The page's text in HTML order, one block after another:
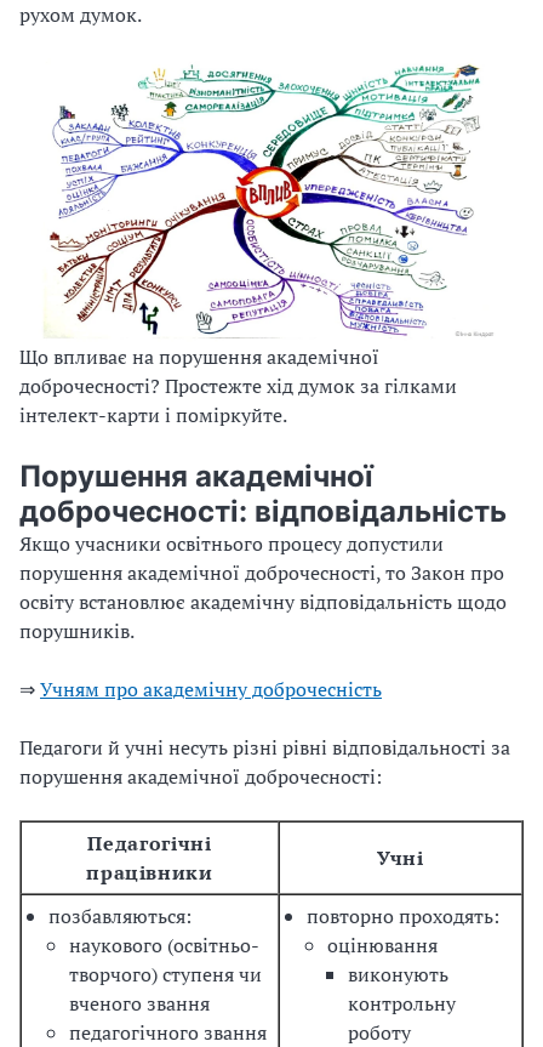
рухом думок.
Що впливає на порушення академічної
доброчесності? Простежте хід думок за гілками
інтелект-карти і поміркуйте.
Порушення академічної
доброчесності: відповідальність
Якщо учасники освітнього процесу допустили
порушення академічної доброчесності, то Закон про
освіту встановлює академічну відповідальність щодо
порушників.
⇒Учням про академічну доброчесність
Педагоги й учні несуть різні рівні відповідальності за
порушення академічної доброчесності:
Педагогічні
працівники
Учні
позбавляються:
наукового (освітньо-
творчого) ступеня чи
вченого звання
педагогічного звання
повторно проходять:
оцінювання
виконують
контрольну
роботу